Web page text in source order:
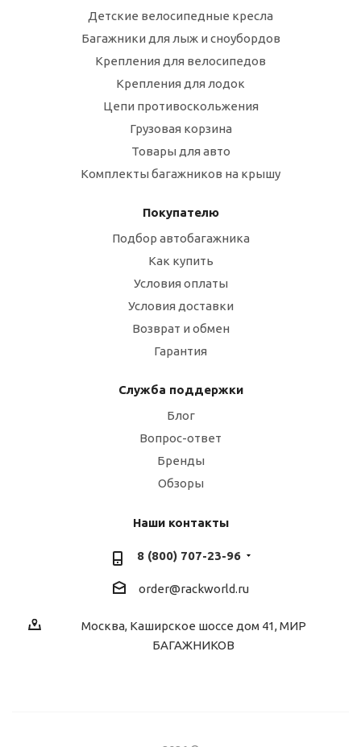
Детские велосипедные кресла
Багажники для лыж и сноубордов
Крепления для велосипедов
Крепления для лодок
Цепи противоскольжения
Грузовая корзина
Товары для авто
Комплекты багажников на крышу
Покупателю
Подбор автобагажника
Как купить
Условия оплаты
Условия доставки
Возврат и обмен
Гарантия
Служба поддержки
Блог
Вопрос-ответ
Бренды
Обзоры
Наши контакты
8 (800) 707-23-96
order@rackworld.ru
Москва, Каширское шоссе дом 41, МИР
БАГАЖНИКОВ